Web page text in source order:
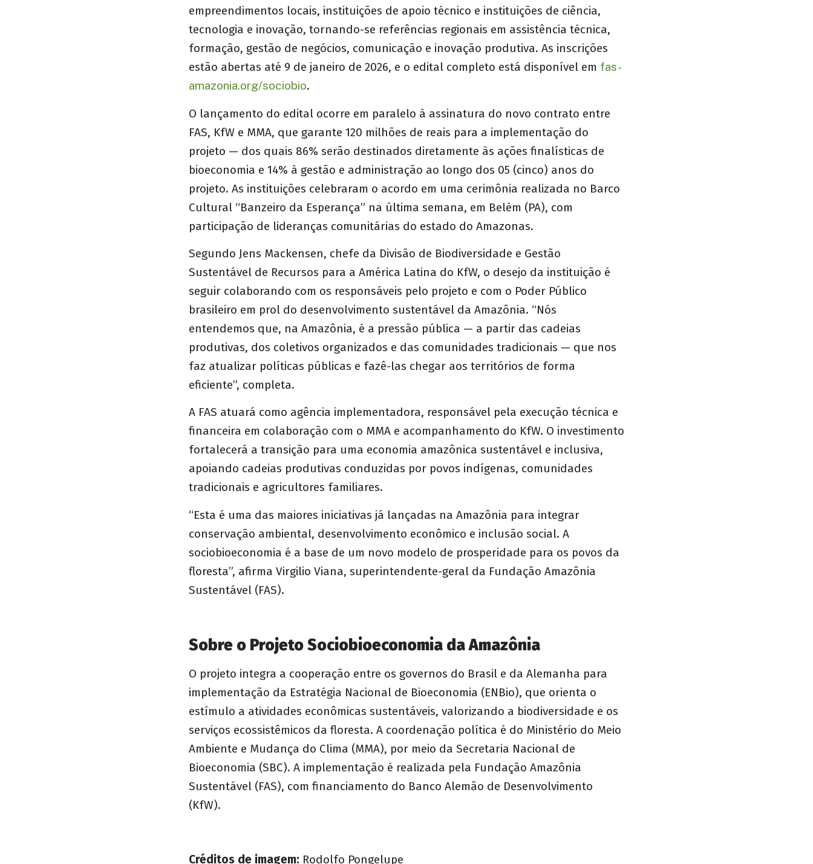
empreendimentos locais, instituições de apoio técnico e instituições de ciência,
tecnologia e inovação, tornando-se referências regionais em assistência técnica,
formação, gestão de negócios, comunicação e inovação produtiva. As inscrições
estão abertas até 9 de janeiro de 2026, e o edital completo está disponível em fas-
amazonia.org/sociobio.
O lançamento do edital ocorre em paralelo à assinatura do novo contrato entre
FAS, KfW e MMA, que garante 120 milhões de reais para a implementação do
projeto — dos quais 86% serão destinados diretamente às ações finalísticas de
bioeconomia e 14% à gestão e administração ao longo dos 05 (cinco) anos do
projeto. As instituições celebraram o acordo em uma cerimônia realizada no Barco
Cultural “Banzeiro da Esperança” na última semana, em Belém (PA), com
participação de lideranças comunitárias do estado do Amazonas.
Segundo Jens Mackensen, chefe da Divisão de Biodiversidade e Gestão
Sustentável de Recursos para a América Latina do KfW, o desejo da instituição é
seguir colaborando com os responsáveis pelo projeto e com o Poder Público
brasileiro em prol do desenvolvimento sustentável da Amazônia. “Nós
entendemos que, na Amazônia, é a pressão pública — a partir das cadeias
produtivas, dos coletivos organizados e das comunidades tradicionais — que nos
faz atualizar políticas públicas e fazê-las chegar aos territórios de forma
eficiente”, completa.
A FAS atuará como agência implementadora, responsável pela execução técnica e
financeira em colaboração com o MMA e acompanhamento do KfW. O investimento
fortalecerá a transição para uma economia amazônica sustentável e inclusiva,
apoiando cadeias produtivas conduzidas por povos indígenas, comunidades
tradicionais e agricultores familiares.
“Esta é uma das maiores iniciativas já lançadas na Amazônia para integrar
conservação ambiental, desenvolvimento econômico e inclusão social. A
sociobioeconomia é a base de um novo modelo de prosperidade para os povos da
floresta”, afirma Virgilio Viana, superintendente-geral da Fundação Amazônia
Sustentável (FAS).
Sobre o Projeto Sociobioeconomia da Amazônia
O projeto integra a cooperação entre os governos do Brasil e da Alemanha para
implementação da Estratégia Nacional de Bioeconomia (ENBio), que orienta o
estímulo a atividades econômicas sustentáveis, valorizando a biodiversidade e os
serviços ecossistêmicos da floresta. A coordenação política é do Ministério do Meio
Ambiente e Mudança do Clima (MMA), por meio da Secretaria Nacional de
Bioeconomia (SBC). A implementação é realizada pela Fundação Amazônia
Sustentável (FAS), com financiamento do Banco Alemão de Desenvolvimento
(KfW).
Créditos de imagem: Rodolfo Pongelupe